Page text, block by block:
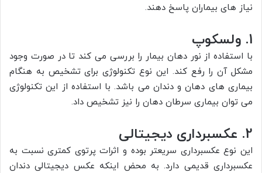
نیاز های بیماران پاسخ دهند.
1. ولسکوپ
با استفاده از نور دهان بیمار را بررسی می کند تا در صورت وجود
مشکل آن را رفع کند. این نوع تکنولوژی برای تشخیص به هنگام
بیماری های دهان و دندان می باشد. با استفاده از این تکنولوژی
می توان بیماری سرطان دهان را نیز تشخیص داد.
2. عکسبرداری دیجیتالی
این نوع عکسبرداری سریعتر بوده و اثرات پرتوی کمتری نسبت به
عکسبرداری قدیمی دارد. به محض اینکه عکس دیجیتالی دندان